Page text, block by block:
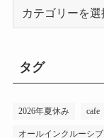
ー
タグ
2026年夏休み cafe
オールインクルーシブ